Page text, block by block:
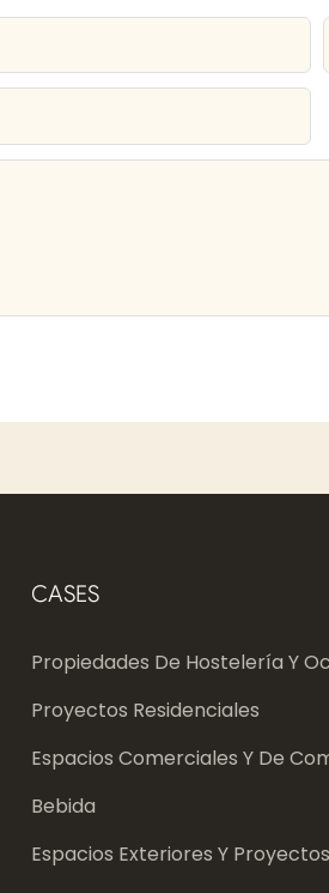
CASES
Propiedades De Hostelería Y
Proyectos Residenciales
Espacios Comerciales Y De
Bebida
Espacios Exteriores Y